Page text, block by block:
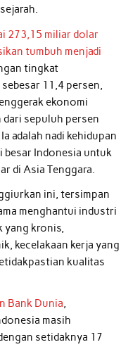
273,15 miliar dolar
tumbuh menjadi
tingkat
11,4 persen,
ekonomi
dari sepuluh persen
adalah nadi kehidupan
besar Indonesia untuk
di Asia Tenggara.
ini, tersimpan
menghantui industri
yang kronis,
kecelakaan kerja yang
kualitas
Bank Dunia,
masih
setidaknya 17